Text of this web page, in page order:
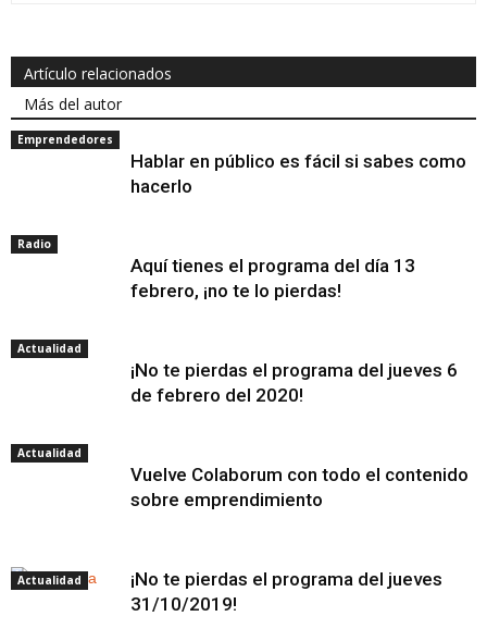
Artículo relacionados
Más del autor
Emprendedores
Hablar en público es fácil si sabes como
hacerlo
Radio
Aquí tienes el programa del día 13
febrero, ¡no te lo pierdas!
Actualidad
¡No te pierdas el programa del jueves 6
de febrero del 2020!
Actualidad
Vuelve Colaborum con todo el contenido
sobre emprendimiento
Actualidad
¡No te pierdas el programa del jueves
31/10/2019!